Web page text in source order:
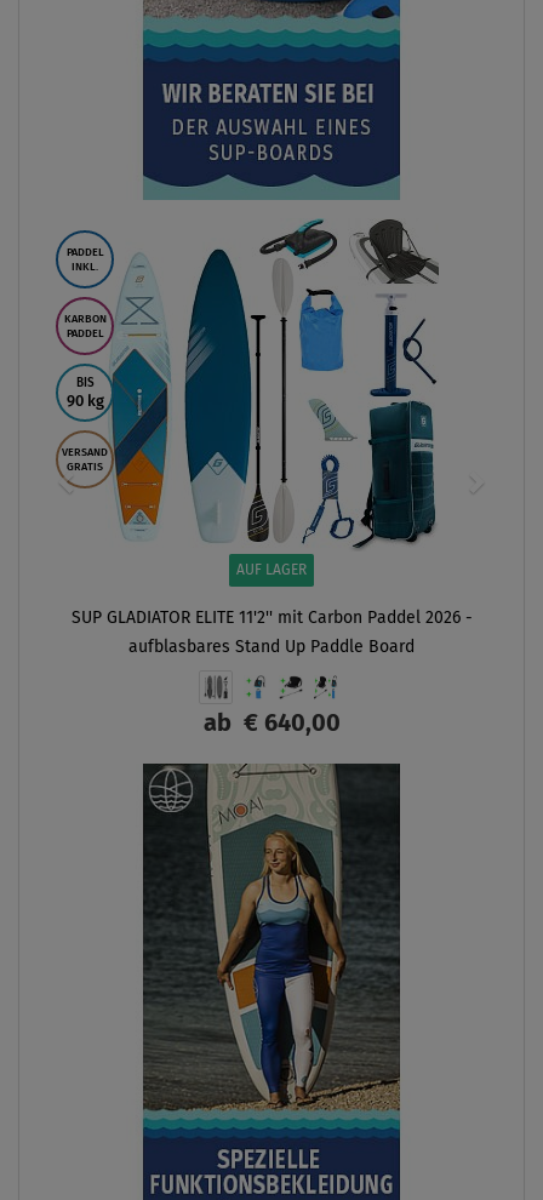
PADDEL
INKL.
KARBON
PADDEL
BIS
90 kg
VERSAND
GRATIS
AUF LAGER
SUP GLADIATOR ELITE 11'2'' mit Carbon Paddel 2026 -
aufblasbares Stand Up Paddle Board
ab € 640,00
ANZEIGEN